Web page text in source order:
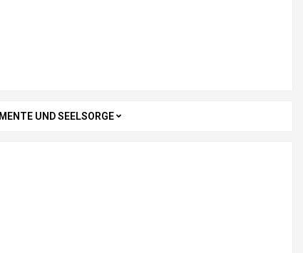
UND SEELSORGE